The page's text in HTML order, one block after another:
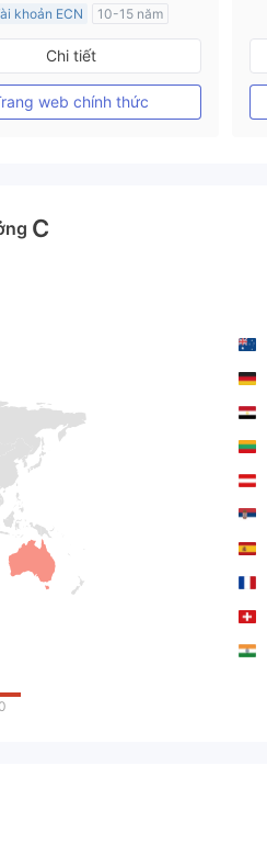
khoản ECN
10-15 năm
ký tại Nước Úc
Chính thức
Chi tiết
web chính thức
C